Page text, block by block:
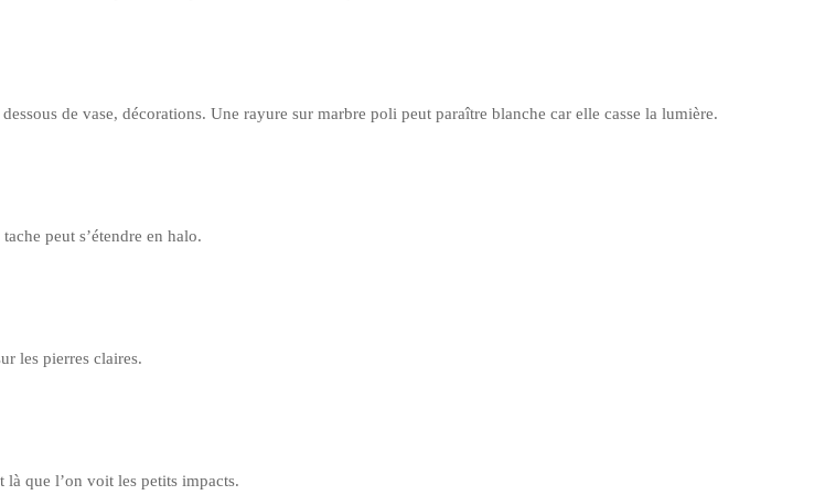
de vase, décorations. Une rayure sur marbre poli peut paraître blanche car elle casse la lumière.
peut s’étendre en halo.
les pierres claires.
là que l’on voit les petits impacts.